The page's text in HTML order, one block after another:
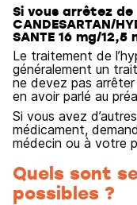
Si vous arrêtez
CANDESARTAN/
SANTE 16 mg/
Le traitement de
généralement un
ne devez pas
en avoir parlé au
Si vous avez
médicament,
médecin ou à votre
Quels sont
possibles ?